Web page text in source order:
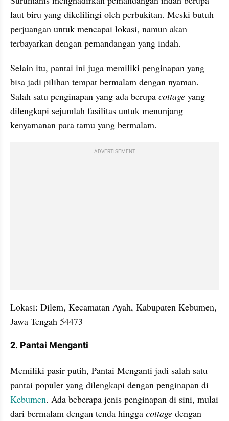
laut biru yang dikelilingi oleh perbukitan. Meski butuh
perjuangan untuk mencapai lokasi, namun akan
terbayarkan dengan pemandangan yang indah.
Selain itu, pantai ini juga memiliki penginapan yang
bisa jadi pilihan tempat bermalam dengan nyaman.
Salah satu penginapan yang ada berupa cottage yang
dilengkapi sejumlah fasilitas untuk menunjang
kenyamanan para tamu yang bermalam.
ADVERTISEMENT
Lokasi: Dilem, Kecamatan Ayah, Kabupaten Kebumen,
Jawa Tengah 54473
2. Pantai Menganti
Memiliki pasir putih, Pantai Menganti jadi salah satu
Kebumen. Ada beberapa jenis penginapan di sini, mulai
dari bermalam dengan tenda hingga cottage dengan